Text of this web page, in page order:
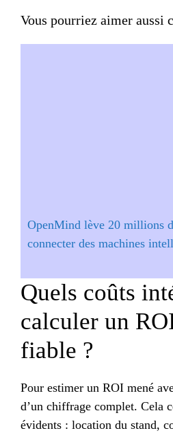
Vous pourriez aimer aussi
OpenMind lève 20 millions
connecter des machines
Quels coûts
calculer un
fiable ?
Pour estimer un ROI mené
d’un chiffrage complet. Cela
évidents : location du stand,